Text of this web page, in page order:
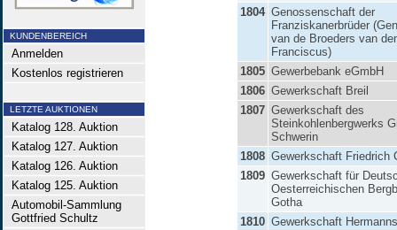
KUNDENBEREICH
Anmelden
Kostenlos registrieren
LETZTE AUKTIONEN
Katalog 128. Auktion
Katalog 127. Auktion
Katalog 126. Auktion
Katalog 125. Auktion
Automobil-Sammlung
Gottfried Schultz
1804 Genossenschaft der
Franziskanerbrüder
van de Broeders van
Franciscus)
1805 Gewerbebank eGmbH
1806 Gewerkschaft Breil
1807 Gewerkschaft des
Steinkohlenbergwerks
Schwerin
1808 Gewerkschaft Friedrich
1809 Gewerkschaft für
Oesterreichischen
Gotha
1810 Gewerkschaft